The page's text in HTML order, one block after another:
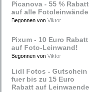
Picanova - 55 % Rabatt
auf alle Fotoleinwände
Begonnen von Viktor
Pixum - 10 Euro Rabatt
auf Foto-Leinwand!
Begonnen von Viktor
Lidl Fotos - Gutschein
fuer bis zu 15 Euro
Rabatt auf Leinwaende